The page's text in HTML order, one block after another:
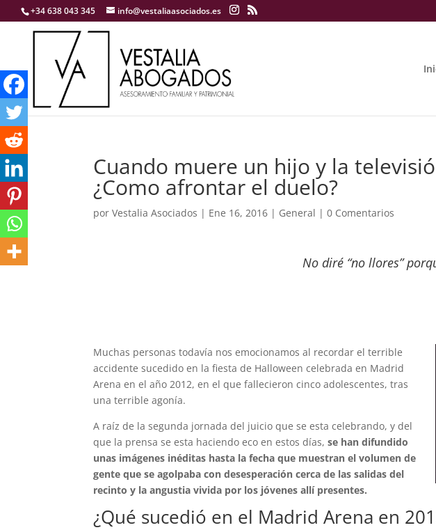
+34 638 043 345 info@vestaliaasociados.es
Cuando muere un hijo y la
¿Como afrontar el duelo?
porVestalia Asociados | Ene 16, 2016 | General |0 Comentarios
No diré “no llores”
Muchas personas todavía nos emocionamos al recordar el terrible
accidente sucedido en la fiesta de Halloween celebrada en Madrid
Arena en el año 2012, en el que fallecieron cinco adolescentes, tras
una terrible agonía.
A raíz de la segunda jornada del juicio que se esta celebrando, y del
que la prensa se esta haciendo eco en estos días, se han difundido
unas imágenes inéditas hasta la fecha que muestran el volumen de
gente que se agolpaba con desesperación cerca de las salidas del
recinto y la angustia vivida por los jóvenes allí presentes.
¿Qué sucedió en el Madrid Arena en